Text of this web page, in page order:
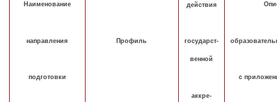
Наименование
направления
подготовки
Профиль
действия
государст-
венной
аккре-
с